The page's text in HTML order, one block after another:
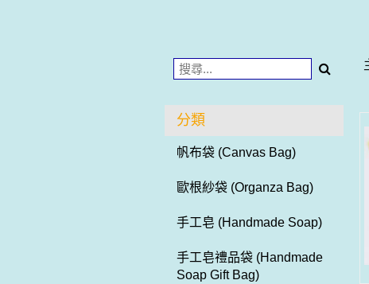
分類
帆布袋 (Canvas Bag)
歐根紗袋 (Organza Bag)
手工皂 (Handmade Soap)
手工皂禮品袋 (Handmade
Soap Gift Bag)